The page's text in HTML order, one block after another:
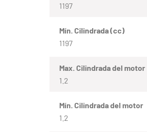
1197
Mín. Cilindrada (cc)
1197
Max. Cilindrada del motor
1.2
Mín. Cilindrada del motor
1.2